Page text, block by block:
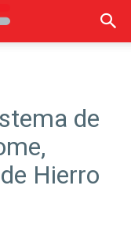
de
Hierro